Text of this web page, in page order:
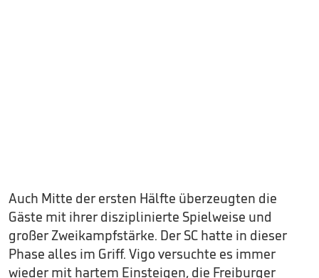
Auch Mitte der ersten Hälfte überzeugten die
Gäste mit ihrer disziplinierte Spielweise und
großer Zweikampfstärke. Der SC hatte in dieser
Phase alles im Griff. Vigo versuchte es immer
wieder mit hartem Einsteigen, die Freiburger